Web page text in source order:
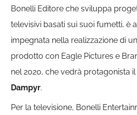
Bonelli Editore che sviluppa
televisivi basati sui suoi fumetti, è
impegnata nella realizzazione di
prodotto con Eagle Pictures e
nel 2020, che vedrà protagonista
Dampyr.
Per la televisione, Bonelli